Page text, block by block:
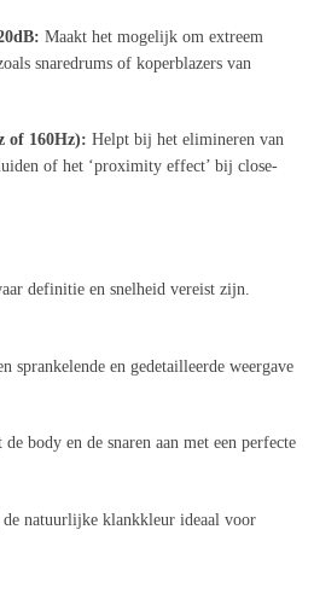
Maakt het mogelijk om extreem
snaredrums of koperblazers van
of 160Hz): Helpt bij het elimineren van
of het ‘proximity effect’ bij close-
definitie en snelheid vereist zijn.
sprankelende en gedetailleerde weergave
de body en de snaren aan met een perfecte
natuurlijke klankkleur ideaal voor